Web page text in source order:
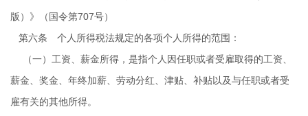
版）》（国令第707号）
第六条 个人所得税法规定的各项个人所得的范围：
（一）工资、薪金所得，是指个人因任职或者受雇取得的工资、
薪金、奖金、年终加薪、劳动分红、津贴、补贴以及与任职或者受
雇有关的其他所得。